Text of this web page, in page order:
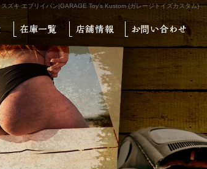
スズキ エブリイバン|GARAGE Toy's Kustom (ガレージトイズカスタム)